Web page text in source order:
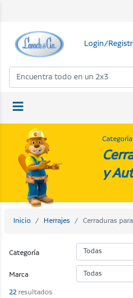
Login/
Categoría
y
Inicio Herrajes Cerraduras
Categoría
Marca
22 resultados